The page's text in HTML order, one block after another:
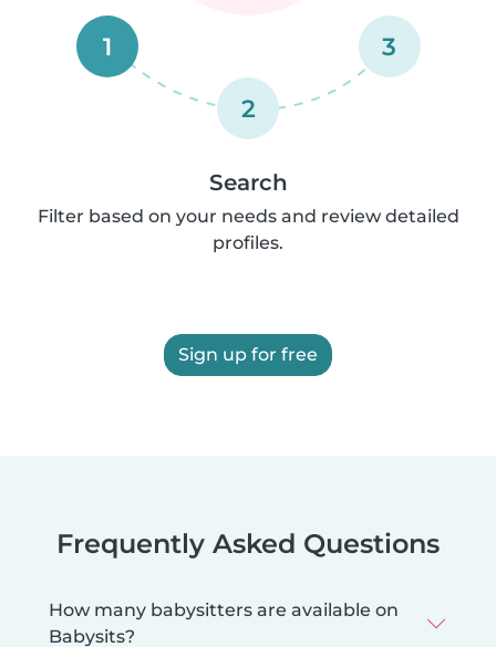
1
2
3
Search
Filter based on your needs and review detailed
profiles.
Sign up for free
Frequently Asked Questions
How many babysitters are available on
Babysits?